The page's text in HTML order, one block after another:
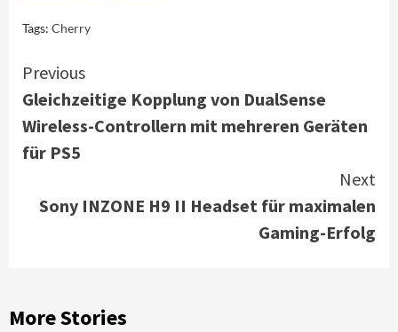
Tags: Cherry
Continue
Reading
Previous
Gleichzeitige Kopplung von DualSense
Wireless-Controllern mit mehreren Geräten
für PS5
Next
Sony INZONE H9 II Headset für maximalen
Gaming-Erfolg
More Stories